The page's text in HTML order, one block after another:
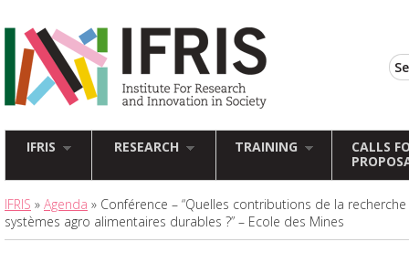
IFRIS RESEARCH TRAINING
CALLS
IFRIS » Agenda » Conférence – “Quelles contributions de la
systèmes agro alimentaires durables ?” – Ecole des Mines